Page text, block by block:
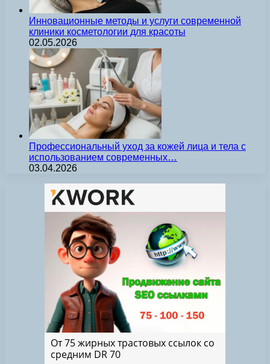
Инновационные методы и услуги современной
клиники косметологии для красоты
02.05.2026
Профессиональный уход за кожей лица и тела с
использованием современных…
03.04.2026